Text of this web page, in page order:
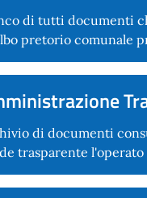
di tutti documenti
pretorio comunale
di documenti
trasparente l'operato